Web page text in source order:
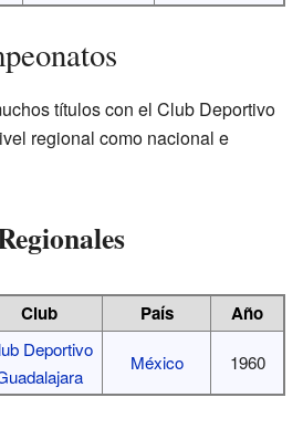
títulos con el Club Deportivo
regional como nacional e
Club País Año
Deportivo
México 1960